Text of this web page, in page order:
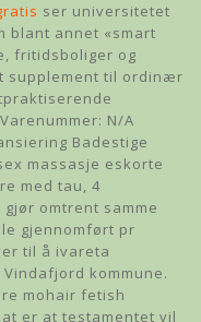
ser universitetet
blant annet «smart
fritidsboliger og
supplement til ordinær
N/A
Badestige
massasje eskorte
med tau, 4
omtrent samme
gjennomført pr
til å ivareta
kommune.
mohair fetish
er at testamentet vil